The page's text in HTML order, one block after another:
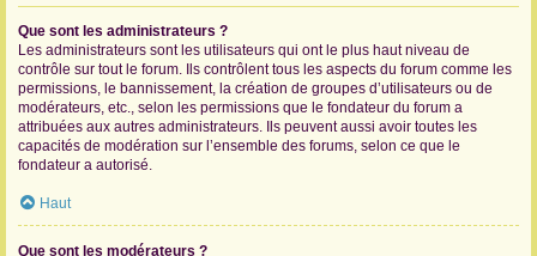
Que sont les administrateurs ?
Les administrateurs sont les utilisateurs qui ont le plus haut niveau de
contrôle sur tout le forum. Ils contrôlent tous les aspects du forum comme les
permissions, le bannissement, la création de groupes d’utilisateurs ou de
modérateurs, etc., selon les permissions que le fondateur du forum a
attribuées aux autres administrateurs. Ils peuvent aussi avoir toutes les
capacités de modération sur l’ensemble des forums, selon ce que le
fondateur a autorisé.
Haut
Que sont les modérateurs ?